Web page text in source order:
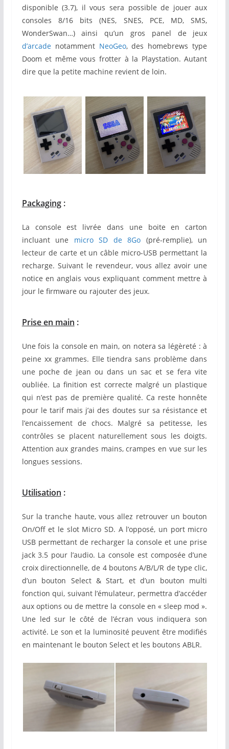
disponible (3.7), il vous sera possible de jouer aux
consoles 8/16 bits (NES, SNES, PCE, MD, SMS,
WonderSwan…) ainsi qu’un gros panel de jeux
d’arcadenotamment NeoGeo, des homebrews type
Doom et même vous frotter à la Playstation. Autant
dire que la petite machine revient de loin.
Packaging:
La console est livrée dans une boite en carton
incluant une micro SD de 8Go (pré-remplie), un
lecteur de carte et un câble micro-USB permettant la
recharge. Suivant le revendeur, vous allez avoir une
notice en anglais vous expliquant comment mettre à
jour le firmware ou rajouter des jeux.
Prise en main :
Une fois la console en main, on notera sa légèreté : à
peine xx grammes. Elle tiendra sans problème dans
une poche de jean ou dans un sac et se fera vite
oubliée. La finition est correcte malgré un plastique
qui n’est pas de première qualité. Ca reste honnête
pour le tarif mais j’ai des doutes sur sa résistance et
l’encaissement de chocs. Malgré sa petitesse, les
contrôles se placent naturellement sous les doigts.
Attention aux grandes mains, crampes en vue sur les
longues sessions.
Utilisation :
Sur la tranche haute, vous allez retrouver un bouton
On/Off et le slot Micro SD. A l’opposé, un port micro
USB permettant de recharger la console et une prise
jack 3.5 pour l’audio. La console est composée d’une
croix directionnelle, de 4 boutons A/B/L/R de type clic,
d’un bouton Select & Start, et d’un bouton multi
fonction qui, suivant l’émulateur, permettra d’accéder
aux options ou de mettre la console en « sleep mod ».
Une led sur le côté de l’écran vous indiquera son
activité. Le son et la luminosité peuvent être modifiés
en maintenant le bouton Select et les boutons ABLR.